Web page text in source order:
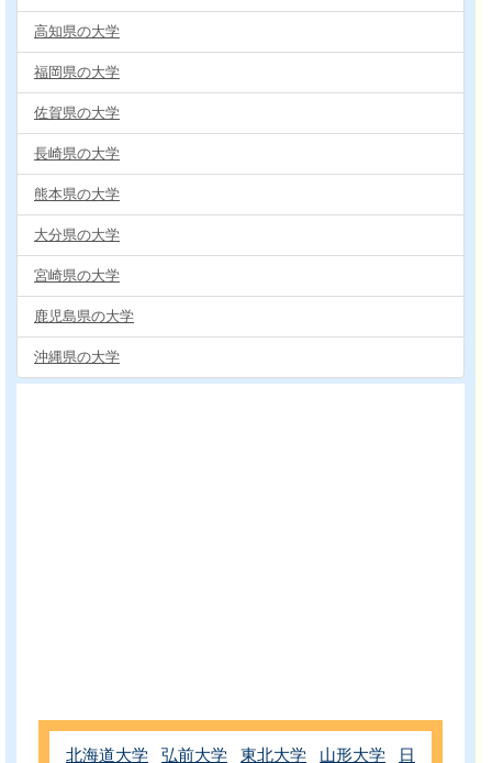
高知県の大学
福岡県の大学
佐賀県の大学
長崎県の大学
熊本県の大学
大分県の大学
宮崎県の大学
鹿児島県の大学
沖縄県の大学
北海道大学 弘前大学 東北大学 山形大学
日